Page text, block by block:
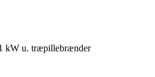
kW u. træpillebrænder